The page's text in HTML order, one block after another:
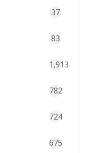
37
83
1,913
782
724
675